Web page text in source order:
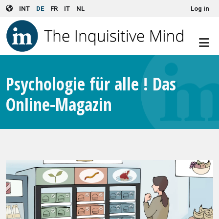
Skip to main content
INT DE FR IT NL User account menuLog in
Psychologie für alle ! Das
Online-Magazin